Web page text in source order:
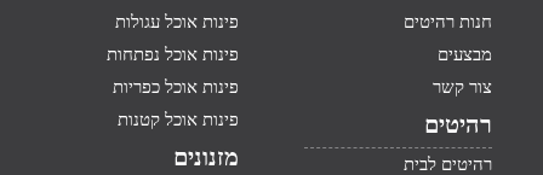
חנות רהיטים
מבצעים
צור קשר
רהיטים
רהיטים לבית
פינות אוכל עגולות
פינות אוכל נפתחות
פינות אוכל כפריות
פינות אוכל קטנות
מזנונים